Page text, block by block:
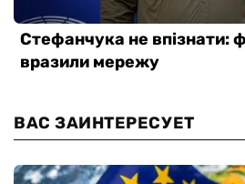
ВАС ЗАИНТЕРЕСУЕТ